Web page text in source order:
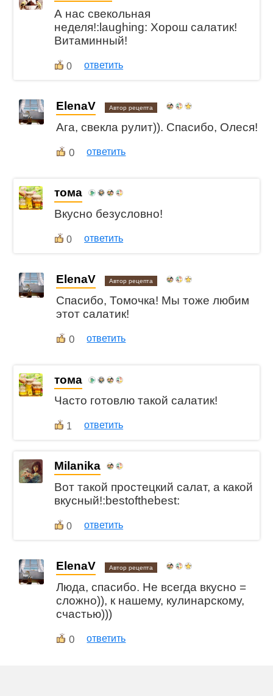
А нас свекольная
неделя!:laughing: Хорош салатик!
Витаминный!
0 ответить
ElenaV Автор рецепта
Ага, свекла рулит)). Спасибо, Олеся!
0 ответить
тома
Вкусно безусловно!
0 ответить
ElenaV Автор рецепта
Спасибо, Томочка! Мы тоже любим
этот салатик!
0 ответить
тома
Часто готовлю такой салатик!
1 ответить
Milanika
Вот такой простецкий салат, а какой
вкусный!:bestofthebest:
0 ответить
ElenaV Автор рецепта
Люда, спасибо. Не всегда вкусно =
сложно)), к нашему, кулинарскому,
счастью)))
0 ответить